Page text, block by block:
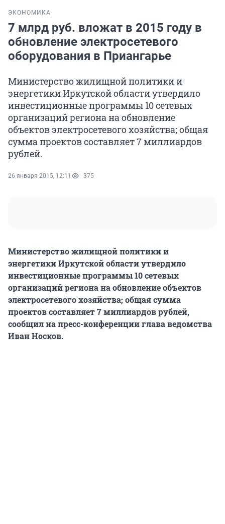
ЭКОНОМИКА
7 млрд руб. вложат в 2015 году в
обновление электросетевого
оборудования в Приангарье
Министерство жилищной политики и
энергетики Иркутской области утвердило
инвестиционные программы 10 сетевых
организаций региона на обновление
объектов электросетевого хозяйства; общая
сумма проектов составляет 7 миллиардов
рублей.
26 января 2015, 12:11 375
Министерство жилищной политики и
энергетики Иркутской области утвердило
инвестиционные программы 10 сетевых
организаций региона на обновление объектов
электросетевого хозяйства; общая сумма
проектов составляет 7 миллиардов рублей,
сообщил на пресс-конференции глава ведомства
Иван Носков.